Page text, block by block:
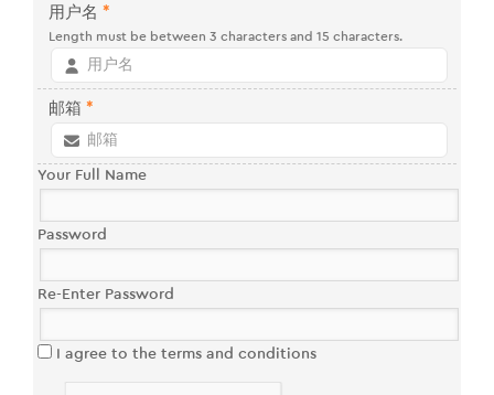
用户名 *
Length must be between 3 characters and 15 characters.
邮箱 *
Your Full Name
Password
Re-Enter Password
I agree to the terms and conditions